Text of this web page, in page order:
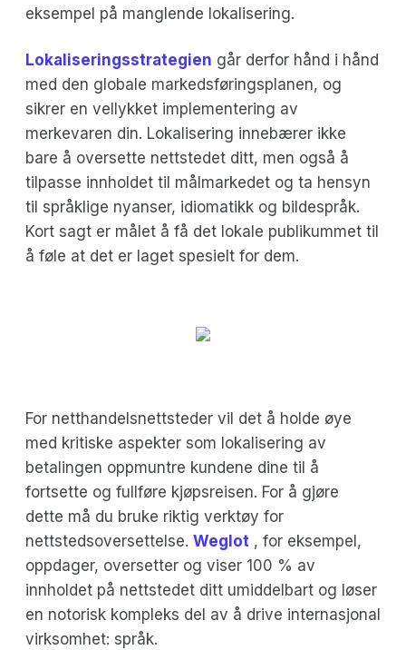
eksempel på manglende lokalisering.
Lokaliseringsstrategien går derfor hånd i hånd
med den globale markedsføringsplanen, og
sikrer en vellykket implementering av
merkevaren din. Lokalisering innebærer ikke
bare å oversette nettstedet ditt, men også å
tilpasse innholdet til målmarkedet og ta hensyn
til språklige nyanser, idiomatikk og bildespråk.
Kort sagt er målet å få det lokale publikummet til
å føle at det er laget spesielt for dem.
For netthandelsnettsteder vil det å holde øye
med kritiske aspekter som lokalisering av
betalingen oppmuntre kundene dine til å
fortsette og fullføre kjøpsreisen. For å gjøre
dette må du bruke riktig verktøy for
nettstedsoversettelse. Weglot , for eksempel,
oppdager, oversetter og viser 100 % av
innholdet på nettstedet ditt umiddelbart og løser
en notorisk kompleks del av å drive internasjonal
virksomhet: språk.